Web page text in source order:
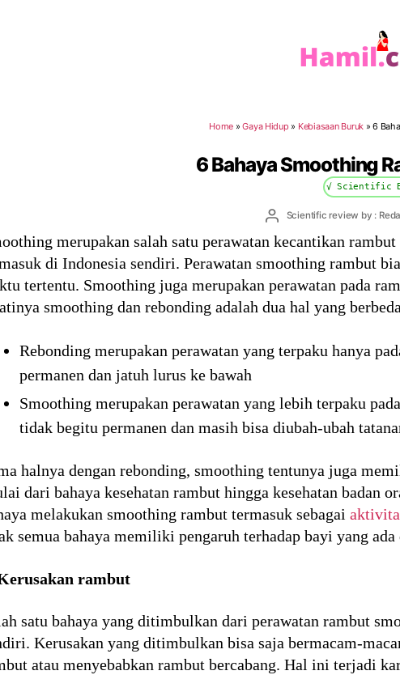
Home »Gaya Hidup » Kebiasaan Buruk »6
6 Bahaya Smoothing
√ Scientific
PostScientific review by :
merupakan salah satu perawatan kecantikan
di Indonesia sendiri. Perawatan smoothing rambut
tertentu. Smoothing juga merupakan perawatan pada
smoothing dan rebonding adalah dua hal yang
Rebonding merupakan perawatan yang terpaku hanya
permanen dan jatuh lurus ke bawah
Smoothing merupakan perawatan yang lebih terpaku
tidak begitu permanen dan masih bisa diubah-ubah
halnya dengan rebonding, smoothing tentunya juga
dari bahaya kesehatan rambut hingga kesehatan badan
melakukan smoothing rambut termasuk sebagai
semua bahaya memiliki pengaruh terhadap bayi yang
rambut
satu bahaya yang ditimbulkan dari perawatan rambut
Kerusakan yang ditimbulkan bisa saja bermacam-
atau menyebabkan rambut bercabang. Hal ini terjadi